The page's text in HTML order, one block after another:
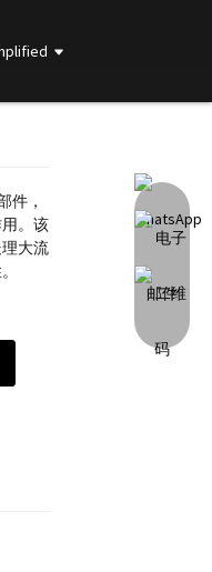
件，
。该
大流